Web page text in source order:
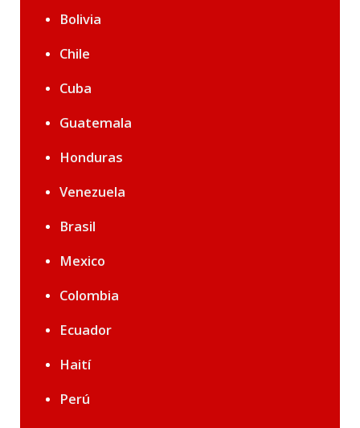
Bolivia
Chile
Cuba
Guatemala
Honduras
Venezuela
Brasil
Mexico
Colombia
Ecuador
Haití
Perú